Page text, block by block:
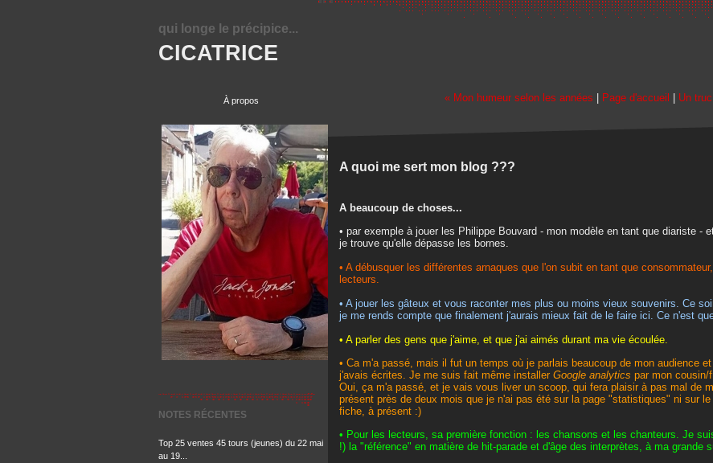
CICATRICE
qui longe le précipice...
À propos
NOTES RÉCENTES
Top 25 ventes 45 tours (jeunes) du 22 mai
au 19...
« Mon humeur selon les années Page d'accueil Un
A quoi me sert mon blog ???
A beaucoup de choses...
• par exemple à jouer les Philippe Bouvard - mon modèle en tant que diariste -
je trouve qu'elle dépasse les bornes.
• A débusquer les différentes arnaques que l'on subit en tant que
lecteurs.
• A jouer les gâteux et vous raconter mes plus ou moins vieux souvenirs. Ce
je me rends compte que finalement j'aurais mieux fait de le faire ici. Ce n'est
• A parler des gens que j'aime, et que j'ai aimés durant ma vie écoulée.
• Ca m'a passé, mais il fut un temps où je parlais beaucoup de mon audience
j'avais écrites. Je me suis fait même installer Google analytics par mon cousin/
Oui, ça m'a passé, et je vais vous liver un scoop, qui fera plaisir à pas mal de
présent près de deux mois que je n'ai pas été sur la page "statistiques" ni sur
fiche, à présent :)
• Pour les lecteurs, sa première fonction : les chansons et les chanteurs. Je
!) la "référence" en matière de hit-parade et d'âge des interprètes, à ma grande